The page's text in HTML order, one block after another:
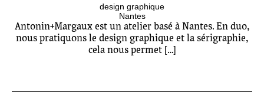
design graphique
Nantes
Antonin+Margaux est un atelier basé à Nantes. En duo,
nous pratiquons le design graphique et la sérigraphie,
cela nous permet […]